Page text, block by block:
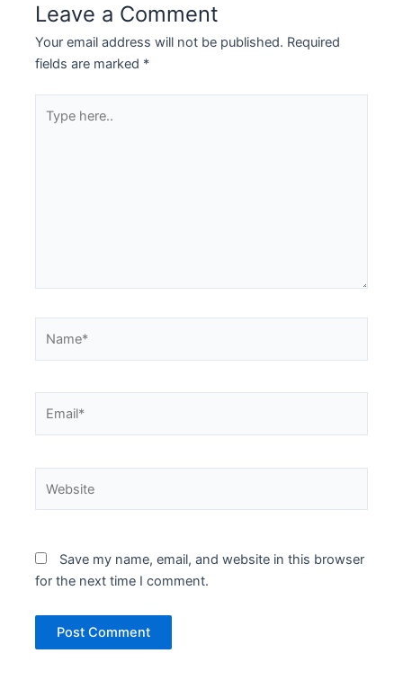
Leave a Comment
Your email address will not be published. Required
fields are marked *
here..
Save my name, email, and website in this browser
for the next time I comment.